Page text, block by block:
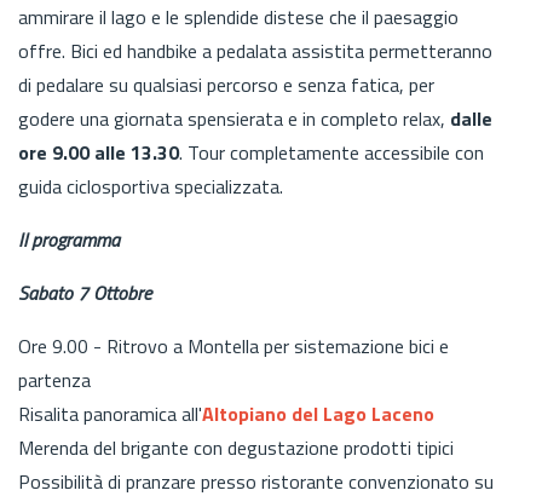
ammirare il lago e le splendide distese che il paesaggio
offre. Bici ed handbike a pedalata assistita permetteranno
di pedalare su qualsiasi percorso e senza fatica, per
godere una giornata spensierata e in completo relax, dalle
ore 9.00 alle 13.30. Tour completamente accessibile con
guida ciclosportiva specializzata.
Il programma
Sabato 7 Ottobre
Ore 9.00 - Ritrovo a Montella per sistemazione bici e
partenza
Risalita panoramica all'Altopiano del Lago Laceno
Merenda del brigante con degustazione prodotti tipici
Possibilità di pranzare presso ristorante convenzionato su